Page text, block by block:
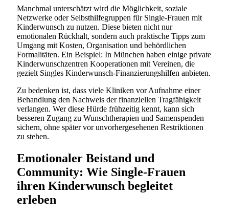
Manchmal unterschätzt wird die Möglichkeit, soziale
Netzwerke oder Selbsthilfegruppen für Single-Frauen mit
Kinderwunsch zu nutzen. Diese bieten nicht nur
emotionalen Rückhalt, sondern auch praktische Tipps zum
Umgang mit Kosten, Organisation und behördlichen
Formalitäten. Ein Beispiel: In München haben einige private
Kinderwunschzentren Kooperationen mit Vereinen, die
gezielt Singles Kinderwunsch-Finanzierungshilfen anbieten.
Zu bedenken ist, dass viele Kliniken vor Aufnahme einer
Behandlung den Nachweis der finanziellen Tragfähigkeit
verlangen. Wer diese Hürde frühzeitig kennt, kann sich
besseren Zugang zu Wunschtherapien und Samenspenden
sichern, ohne später vor unvorhergesehenen Restriktionen
zu stehen.
Emotionaler Beistand und
Community: Wie Single-Frauen
ihren Kinderwunsch begleitet
erleben